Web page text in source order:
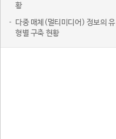
황
다중 매체(멀티미디어) 정보의 유
형별 구축 현황